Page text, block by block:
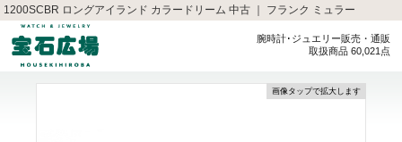
1200SCBR ロングアイランド カラードリーム 中古 ｜ フランク ミュラー
腕時計･ジュエリー販売・通販
取扱商品 60,021点
画像タップで拡大します